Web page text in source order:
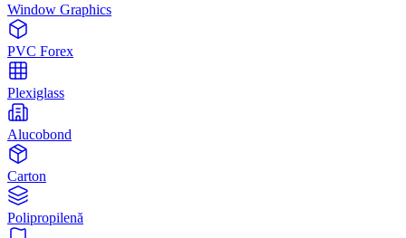
Window Graphics
PVC Forex
Plexiglass
Alucobond
Carton
Polipropilenă